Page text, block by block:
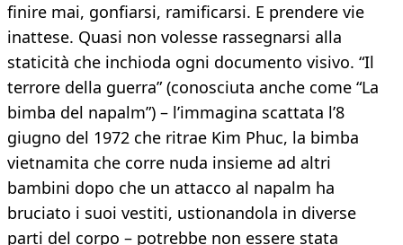
finire mai, gonfiarsi, ramificarsi. E prendere vie
inattese. Quasi non volesse rassegnarsi alla
staticità che inchioda ogni documento visivo. “Il
terrore della guerra” (conosciuta anche come “La
bimba del napalm”) – l’immagina scattata l’8
giugno del 1972 che ritrae Kim Phuc, la bimba
vietnamita che corre nuda insieme ad altri
bambini dopo che un attacco al napalm ha
bruciato i suoi vestiti, ustionandola in diverse
parti del corpo – potrebbe non essere stata